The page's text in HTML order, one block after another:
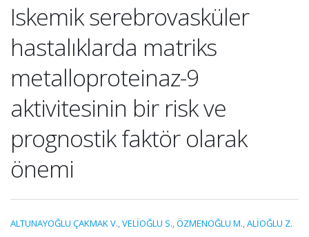
Iskemik serebrovasküler
hastalıklarda matriks
metalloproteinaz-9
aktivitesinin bir risk ve
prognostik faktör olarak
önemi
ALTUNAYOĞLU ÇAKMAK V.,VELİOĞLU S.,ÖZMENOĞLU M.,ALİOĞLU Z.